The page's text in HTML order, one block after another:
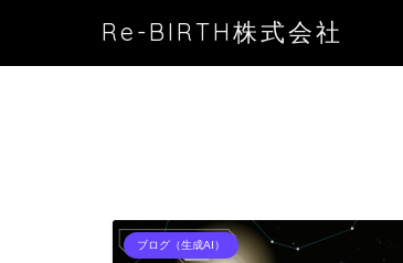
Re-BIRTH株式会社
ブログ（生成AI）